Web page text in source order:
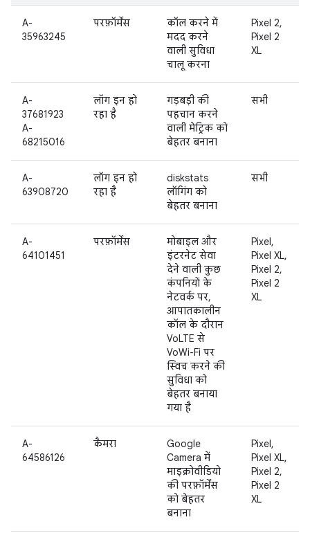
A-
35963245
परफ़ॉर्मेंस
कॉल करने में
मदद करने
वाली सुविधा
चालू करना
Pixel 2,
Pixel 2
XL
A-
37681923
A-
68215016
लॉग इन हो
रहा है
गड़बड़ी की
पहचान करने
वाली मेट्रिक को
बेहतर बनाना
सभी
A-
63908720
लॉग इन हो
रहा है
diskstats
लॉगिंग को
बेहतर बनाना
सभी
A-
64101451
परफ़ॉर्मेंस
मोबाइल और
इंटरनेट सेवा
देने वाली कुछ
कंपनियों के
नेटवर्क पर,
आपातकालीन
कॉल के दौरान
VoLTE से
VoWi-Fi पर
स्विच करने की
सुविधा को
बेहतर बनाया
गया है
Pixel,
Pixel XL,
Pixel 2,
Pixel 2
XL
A-
64586126
कैमरा
Google
Camera में
माइक्रोवीडियो
की परफ़ॉर्मेंस
को बेहतर
बनाना
Pixel,
Pixel XL,
Pixel 2,
Pixel 2
XL